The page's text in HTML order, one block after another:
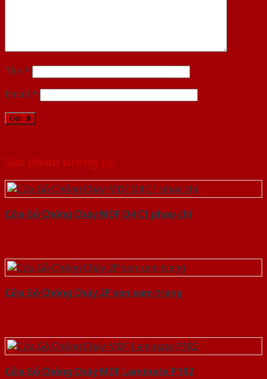
Tên *
Email *
Sản phẩm tương tự
Cửa Gỗ Chống Cháy MDF O4 C1 phao chi
Cửa Gỗ Chống Cháy 2P son xam trang
Cửa Gỗ Chống Cháy MDF Laminate P1R2